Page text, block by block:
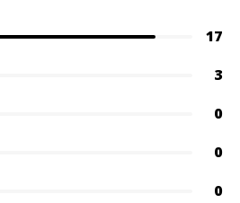
17
3
0
0
0